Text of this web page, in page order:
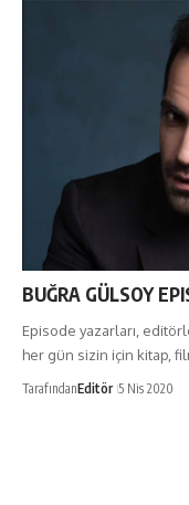
BUĞRA GÜLSOY
Episode yazarları,
her gün sizin için kitap,
TarafındanEditör 5 Nis 2020